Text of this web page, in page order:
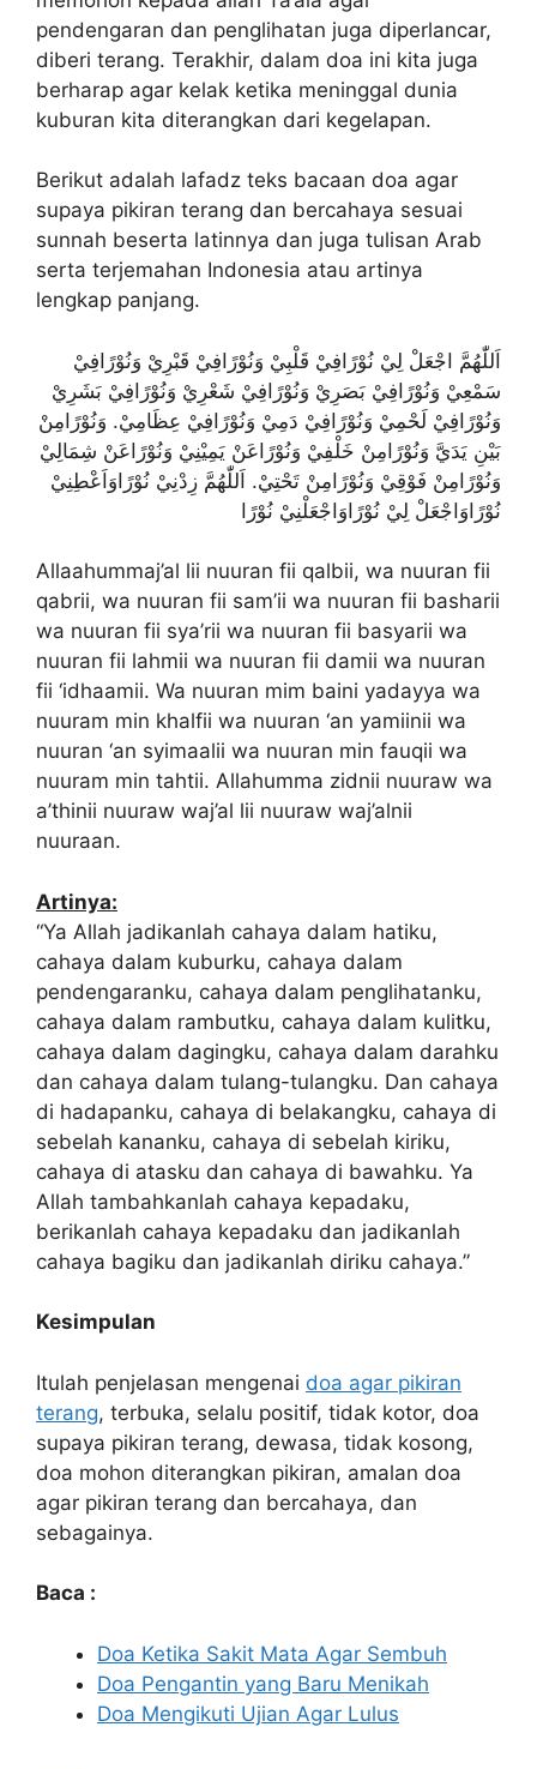
pendengaran dan penglihatan juga diperlancar,
diberi terang. Terakhir, dalam doa ini kita juga
berharap agar kelak ketika meninggal dunia
kuburan kita diterangkan dari kegelapan.
Berikut adalah lafadz teks bacaan doa agar
supaya pikiran terang dan bercahaya sesuai
sunnah beserta latinnya dan juga tulisan Arab
serta terjemahan Indonesia atau artinya
lengkap panjang.
اَللّٰهُمَّ اجْعَلْ لِيْ نُوْرًافِيْ قَلْبِيْ وَنُوْرًافِيْ قَبْرِيْ وَنُوْرًافِيْ
سَمْعِيْ وَنُوْرًافِيْ بَصَرِيْ وَنُوْرًافِيْ شَعْرِيْ وَنُوْرًافِيْ بَشَرِيْ
وَنُوْرًافِيْ لَحْمِيْ وَنُوْرًافِيْ دَمِيْ وَنُوْرًافِيْ عِظَامِيْ. وَنُوْرًامِنْ
بَيْنِ يَدَيَّ وَنُوْرًامِنْ خَلْفِيْ وَنُوْرًاعَنْ يَمِيْنِيْ وَنُوْرًاعَنْ شِمَالِيْ
وَنُوْرًامِنْ فَوْقِيْ وَنُوْرًامِنْ تَحْتِيْ. اَللّٰهُمَّ زِدْنِيْ نُوْرًاوَاَعْطِنِيْ
نُوْرًاوَاجْعَلْ لِيْ نُوْرًاوَاجْعَلْنِيْ نُوْرًا
Allaahummaj’al lii nuuran fii qalbii, wa nuuran fii
qabrii, wa nuuran fii sam’ii wa nuuran fii basharii
wa nuuran fii sya’rii wa nuuran fii basyarii wa
nuuran fii lahmii wa nuuran fii damii wa nuuran
fii ‘idhaamii. Wa nuuran mim baini yadayya wa
nuuram min khalfii wa nuuran ‘an yamiinii wa
nuuran ‘an syimaalii wa nuuran min fauqii wa
nuuram min tahtii. Allahumma zidnii nuuraw wa
a’thinii nuuraw waj’al lii nuuraw waj’alnii
nuuraan.
Artinya:
“Ya Allah jadikanlah cahaya dalam hatiku,
cahaya dalam kuburku, cahaya dalam
pendengaranku, cahaya dalam penglihatanku,
cahaya dalam rambutku, cahaya dalam kulitku,
cahaya dalam dagingku, cahaya dalam darahku
dan cahaya dalam tulang-tulangku. Dan cahaya
di hadapanku, cahaya di belakangku, cahaya di
sebelah kananku, cahaya di sebelah kiriku,
cahaya di atasku dan cahaya di bawahku. Ya
Allah tambahkanlah cahaya kepadaku,
berikanlah cahaya kepadaku dan jadikanlah
cahaya bagiku dan jadikanlah diriku cahaya.”
Kesimpulan
Itulah penjelasan mengenai doa agar pikiran
terang, terbuka, selalu positif, tidak kotor, doa
supaya pikiran terang, dewasa, tidak kosong,
doa mohon diterangkan pikiran, amalan doa
agar pikiran terang dan bercahaya, dan
sebagainya.
Baca :
Doa Ketika Sakit Mata Agar Sembuh
Doa Pengantin yang Baru Menikah
Doa Mengikuti Ujian Agar Lulus